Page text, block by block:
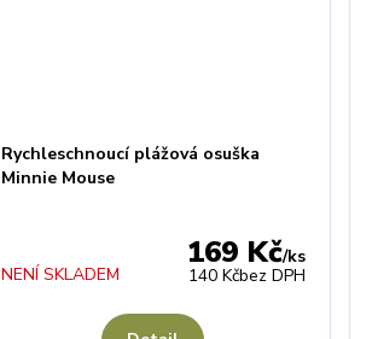
Rychleschnoucí plážová osuška
Minnie Mouse
169 Kč/ks
140 Kčbez DPH
NENÍ SKLADEM